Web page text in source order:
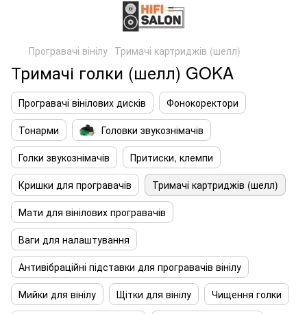
Програвачі вінілу Тримачі картриджів (шелл)
Тримачі голки (шелл) GOKA
Програвачі вінілових дисків
Фонокоректори
Тонарми
Головки звукознімачів
Голки звукознімачів
Притиски, клемпи
Кришки для програвачів
Тримачі картриджів (шелл)
Мати для вінілових програвачів
Ваги для налаштування
Антивібраційні підставки для програвачів вінілу
Мийки для вінілу
Щітки для вінілу
Чищення голки